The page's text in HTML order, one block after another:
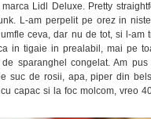
Lidl Deluxe. Pretty
L-am perpelit pe orez in
ceva, dar nu de tot, si l-am
in tigaie in prealabil, mai pe
sparanghel congelat. Am
suc de rosii, apa, piper din
capac si la foc molcom, vreo